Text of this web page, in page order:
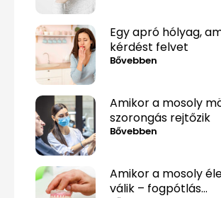
Egy apró hólyag,
kérdést felvet
Bővebben
Amikor a mosoly
szorongás rejtőzik
Bővebben
Amikor a mosoly
válik – fogpótlás